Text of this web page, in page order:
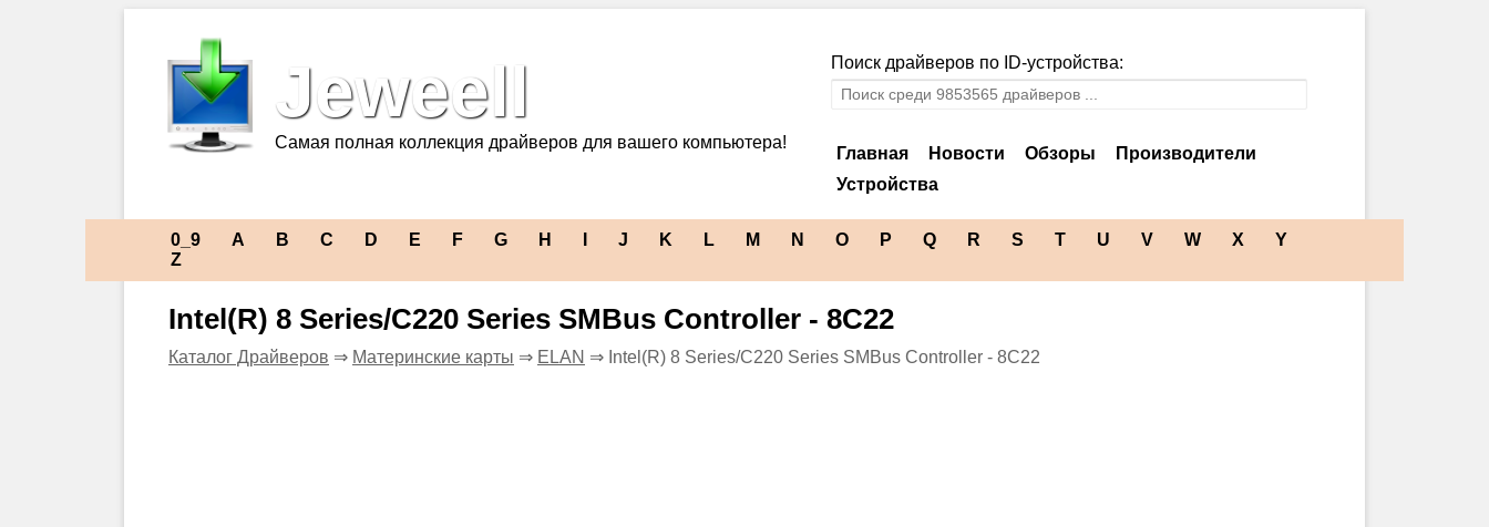
Jeweell
Самая полная коллекция драйверов для вашего компьютера!
Поиск драйверов по ID-устройства:
Главная Новости Обзоры
Производители
Устройства
0_9 A B C D E F G H J K L M N O P Q R S T U V W X
Y
Z
Intel(R) 8 Series/C220 Series SMBus Controller - 8C22
Каталог Драйверов ⇒ Материнские карты ⇒ ELAN ⇒ Intel(R) 8 Series/C220 Series SMBus Controller - 8C22